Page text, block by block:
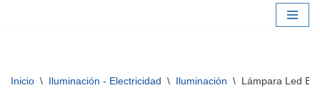
Inicio \ Iluminación - Electricidad \ Iluminación \ Lámpara Led